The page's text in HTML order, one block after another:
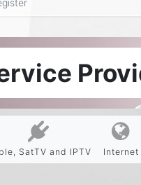
SatTV and IPTV Internet